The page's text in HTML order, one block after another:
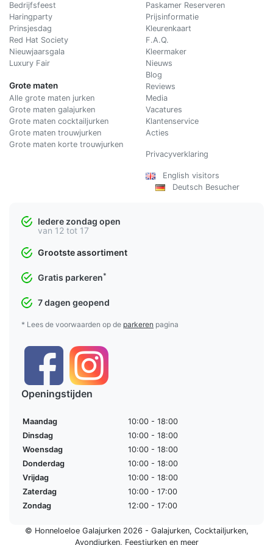
Bedrijfsfeest
Haringparty
Prinsjesdag
Red Hat Society
Nieuwjaarsgala
Luxury Fair
Grote maten
Alle grote maten jurken
Grote maten galajurken
Grote maten cocktailjurken
Grote maten trouwjurken
Grote maten korte trouwjurken
Paskamer Reserveren
Prijsinformatie
Kleurenkaart
F.A.Q.
Kleermaker
Nieuws
Blog
Reviews
Media
Vacatures
Klantenservice
Acties
Privacyverklaring
English visitors
Deutsch Besucher
Iedere zondag open
van 12 tot 17
Grootste assortiment
Gratis parkeren*
7 dagen geopend
* Lees de voorwaarden op de parkeren pagina
Openingstijden
Maandag
10:00 - 18:00
Dinsdag
10:00 - 18:00
Woensdag
10:00 - 18:00
Donderdag
10:00 - 18:00
Vrijdag
10:00 - 18:00
Zaterdag
10:00 - 17:00
Zondag
12:00 - 17:00
© Honneloeloe Galajurken 2026 - Galajurken, Cocktailjurken,
Avondjurken, Feestjurkenen meer